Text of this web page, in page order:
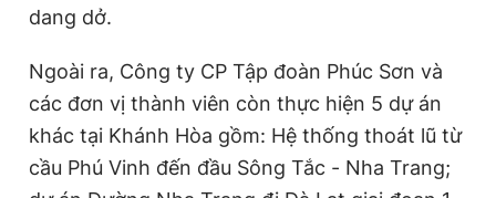
dang dở.
Ngoài ra, Công ty CP Tập đoàn Phúc Sơn và
các đơn vị thành viên còn thực hiện 5 dự án
khác tại Khánh Hòa gồm: Hệ thống thoát lũ từ
cầu Phú Vinh đến đầu Sông Tắc - Nha Trang;